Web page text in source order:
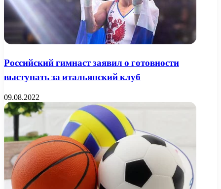
Российский гимнаст заявил о готовности
выступать за итальянский клуб
09.08.2022